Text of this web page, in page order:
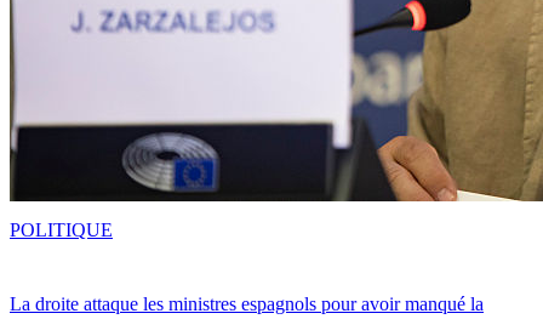
La droite attaque les ministres espagnols pour avoir manqué la
POLITIQUE